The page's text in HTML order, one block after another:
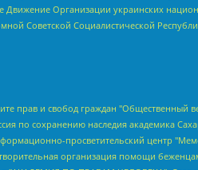
Организации украинских
Советской Социалистической
"Главный редактор 2021", Общество с ограниченной ответственностью "Ромашки монолит", Важенков Артем Валерьевич, Ивановская областная общественная организация "Центр гендерных исследований", Гурман Юрий Альбертович, Медиапроект "ОВД-Инфо", Егоров Владимир Владимирович, Жилинский Владимир Александрович, Общество с ограниченной ответственностью "ЗП", Иванова София Юрьевна, Карезина Инна Павловна, Кильтау Екатерина Викторовна, Петров Алексей Викторович, Пискунов Сергей Евгеньевич, Смирнов Сергей Сергеевич, Тихонов Михаил Сергеевич, Общество с ограниченной ответственностью "ЖУРНАЛИСТ-ИНОСТРАННЫЙ АГЕНТ", Арапова Галина Юрьевна, Вольтская Татьяна Анатольевна, Американская компания "Mason G.E.S. Anonymous Foundation" (США), являющаяся владельцем интернет-издания https://mnews.world/, Компания "Stichting Bellingcat", зарегистрированная в Нидерландах (дата регистрации 11.07.2018), Захаров Андрей Вячеславович, Клепиковская Екатерина Дмитриевна, Общество с ограниченной ответственностью "МЕМО", Перл Роман Александрович, Симонов Евгений Алексеевич, Соловьева Елена Анатольевна, Сотников Даниил Владимирович, Сурначева Елизавета Дмитриевна, Автономная некоммерческая организация по защите прав человека и информированию населения "Якутия – Наше Мнение", Общество с ограниченной ответственностью "Москоу диджитал медиа", с 26.01.2023 Общество с ограниченной ответственностью "Чайка Белые сады", Ветошкина Валерия Валерьевна, Заговора Максим Александрович, Межрегиональное общественное движение "Российская ЛГБТ - сеть", Оленичев Максим Владимирович, Павлов Иван Юрьевич, Скворцова Елена Сергеевна, Общество с ограниченной ответственностью "Как бы инагент", Кочетков Игорь Викторович, Общество с ограниченной ответственностью "Честные выборы",